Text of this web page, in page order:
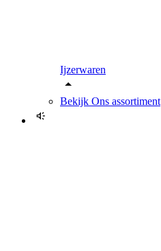
Ijzerwaren
Bekijk Ons assortiment